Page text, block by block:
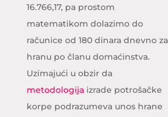
16.766,17, pa prostom
matematikom dolazimo do
računice od 180 dinara dnevno za
hranu po članu domaćinstva.
Uzimajući u obzir da
metodologijaizrade potrošačke
korpe podrazumeva unos hrane